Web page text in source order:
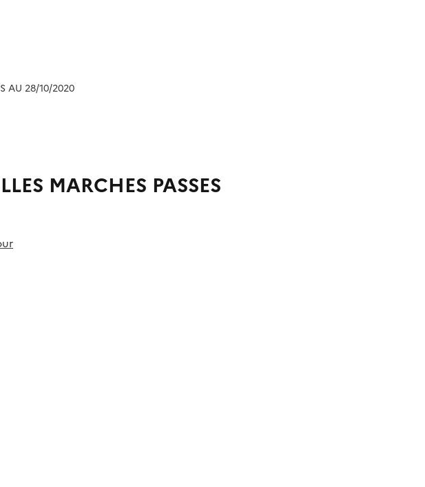
AU 28/10/2020
MARCHES PASSES